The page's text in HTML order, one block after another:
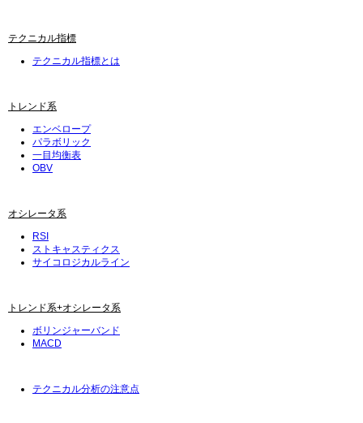
テクニカル指標
テクニカル指標とは
トレンド系
エンベロープ
パラボリック
一目均衡表
OBV
オシレータ系
RSI
ストキャスティクス
サイコロジカルライン
トレンド系+オシレータ系
ボリンジャーバンド
MACD
テクニカル分析の注意点